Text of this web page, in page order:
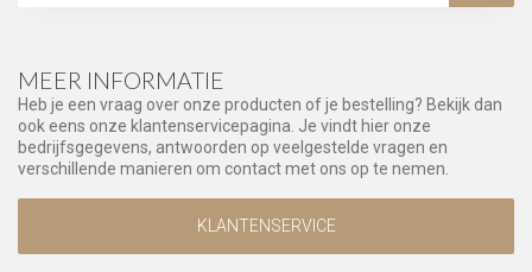
MEER INFORMATIE
Heb je een vraag over onze producten of je bestelling? Bekijk dan
ook eens onze klantenservicepagina. Je vindt hier onze
bedrijfsgegevens, antwoorden op veelgestelde vragen en
verschillende manieren om contact met ons op te nemen.
KLANTENSERVICE